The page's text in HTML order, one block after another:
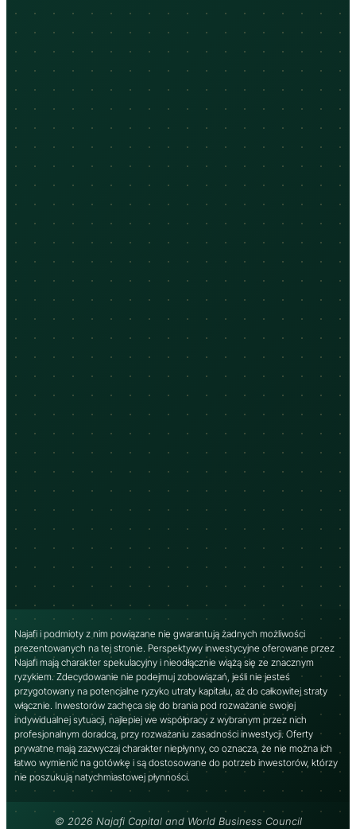
Najafi i podmioty z nim powiązane nie gwarantują żadnych możliwości
prezentowanych na tej stronie. Perspektywy inwestycyjne oferowane przez
Najafi mają charakter spekulacyjny i nieodłącznie wiążą się ze znacznym
ryzykiem. Zdecydowanie nie podejmuj zobowiązań, jeśli nie jesteś
przygotowany na potencjalne ryzyko utraty kapitału, aż do całkowitej straty
włącznie. Inwestorów zachęca się do brania pod rozważanie swojej
indywidualnej sytuacji, najlepiej we współpracy z wybranym przez nich
profesjonalnym doradcą, przy rozważaniu zasadności inwestycji. Oferty
prywatne mają zazwyczaj charakter niepłynny, co oznacza, że ​​nie można ich
łatwo wymienić na gotówkę i są dostosowane do potrzeb inwestorów, którzy
nie poszukują natychmiastowej płynności.
© 2026 Najafi Capital and World Business Council